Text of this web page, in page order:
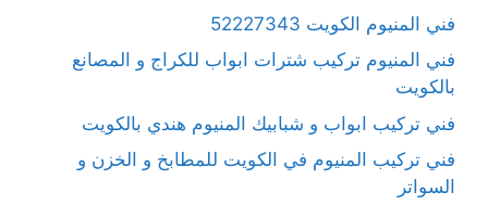
فني المنيوم الكويت 52227343
فني المنيوم تركيب شترات ابواب للكراج و المصانع
بالكويت
فني تركيب ابواب و شبابيك المنيوم هندي بالكويت
فني تركيب المنيوم في الكويت للمطابخ و الخزن و
السواتر